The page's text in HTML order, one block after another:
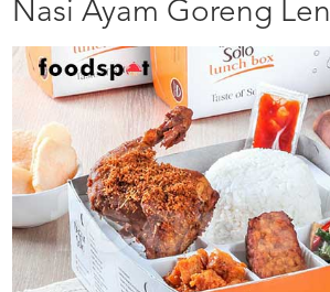
LOYALTY
PROGRAM
ABOUT
US
CATERERS
BLOG
TERMS
CONDITIONS
Nasi Ayam Goreng